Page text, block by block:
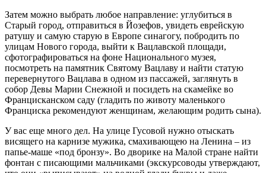
Затем можно выбрать любое направление: углубиться в
Старый город, отправиться в Йозефов, увидеть еврейскую
ратушу и самую старую в Европе синагогу, побродить по
улицам Нового города, выйти к Вацлавской площади,
сфотографироваться на фоне Национального музея,
посмотреть на памятник Святому Вацлаву и найти статую
перевернутого Вацлава в одном из пассажей, заглянуть в
собор Девы Марии Снежной и посидеть на скамейке во
Францисканском саду (гладить по животу маленького
Франциска рекомендуют женщинам, желающим родить сына).
У вас еще много дел. На улице Гусовой нужно отыскать
висящего на карнизе мужика, смахивающею на Ленина – из
папье-маше «под бронзу». Во дворике на Малой стране найти
фонтан с писающими мальчиками (экскурсоводы утверждают,